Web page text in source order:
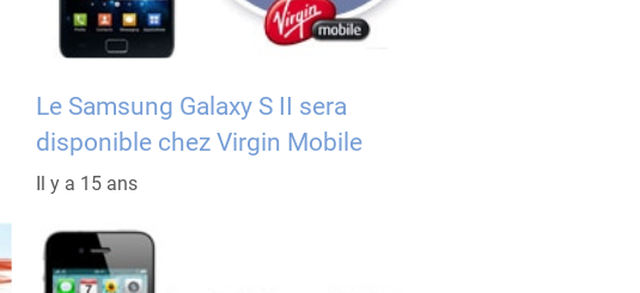
Le Samsung Galaxy S II sera
disponible chez Virgin Mobile
Il y a 15 ans